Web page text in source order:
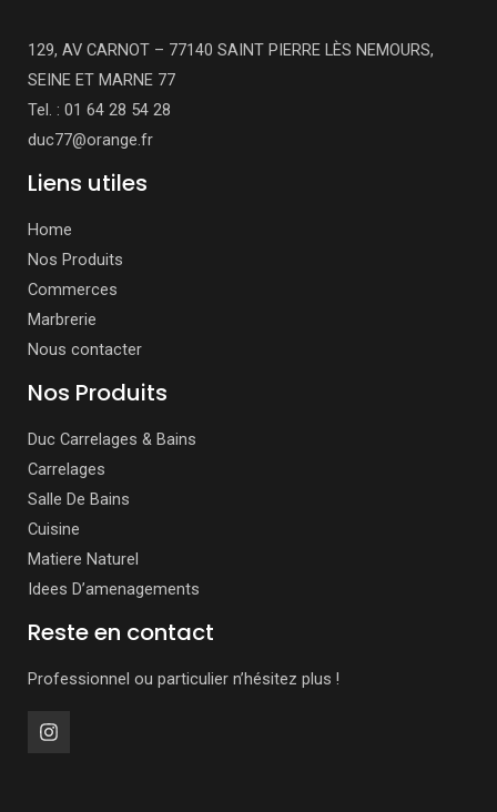
129, AV CARNOT – 77140 SAINT PIERRE LÈS NEMOURS,
SEINE ET MARNE 77
Tel. : 01 64 28 54 28
duc77@orange.fr
Liens utiles
Home
Nos Produits
Commerces
Marbrerie
Nous contacter
Nos Produits
Duc Carrelages & Bains
Carrelages
Salle De Bains
Cuisine
Matiere Naturel
Idees D’amenagements
Reste en contact
Professionnel ou particulier n’hésitez plus !